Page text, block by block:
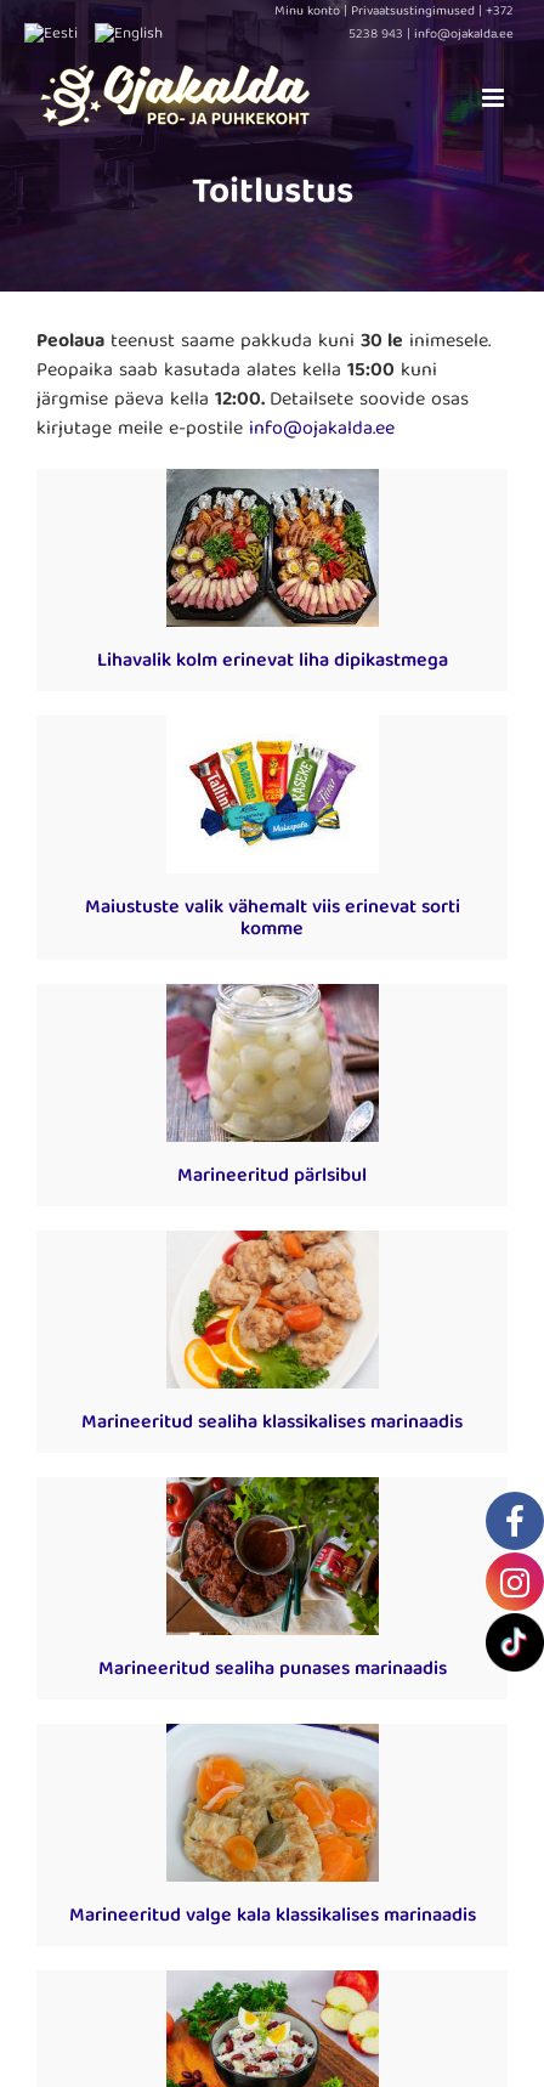
content
Minu konto| Privaatsustingimused |+372
5238 943 |info@ojakalda.ee
Toitlustus
Peolauateenust saame pakkuda kuni 30 le inimesele.
Peopaika saab kasutada alates kella 15:00 kuni
järgmise päeva kella 12:00.Detailsete soovide osas
kirjutage meile e-postileinfo@ojakalda.ee
Lihavalik kolm erinevat liha dipikastmega
Maiustuste valik vähemalt viis erinevat sorti
komme
Marineeritud pärlsibul
Marineeritud sealiha klassikalises marinaadis
Marineeritud sealiha punases marinaadis
Marineeritud valge kala klassikalises marinaadis